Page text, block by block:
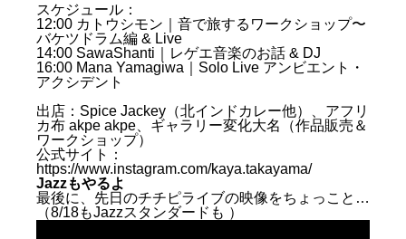
スケジュール：
12:00 カトウシモン｜音で旅するワークショップ〜
バケツドラム編 & Live
14:00 SawaShanti｜レゲエ音楽のお話 & DJ
16:00 Mana Yamagiwa｜Solo Live アンビエント・
アクシデント
出店：Spice Jackey（北インドカレー他）、アフリ
カ布 akpe akpe、ギャラリー変化大名（作品販売＆
ワークショップ）
公式サイト：
https://www.instagram.com/kaya.takayama/
Jazzもやるよ
最後に、先日のチチピライブの映像をちょっこと…
（8/18もJazzスタンダードも ）